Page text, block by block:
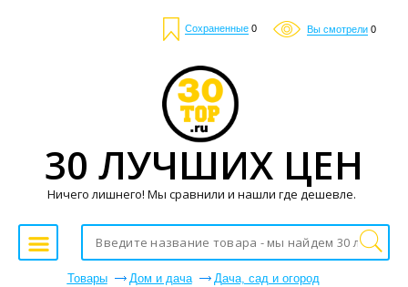
Сохраненные 0 Вы смотрели 0
Товары Дом и дача
Дача, сад и огород
30 ЛУЧШИХ ЦЕН
Ничего лишнего! Мы сравнили и нашли где дешевле.